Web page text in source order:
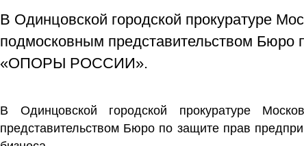
В Одинцовской городской прокуратуре
подмосковным представительством Бюро
«ОПОРЫ РОССИИ».
В Одинцовской городской прокуратуре
представительством Бюро по защите прав